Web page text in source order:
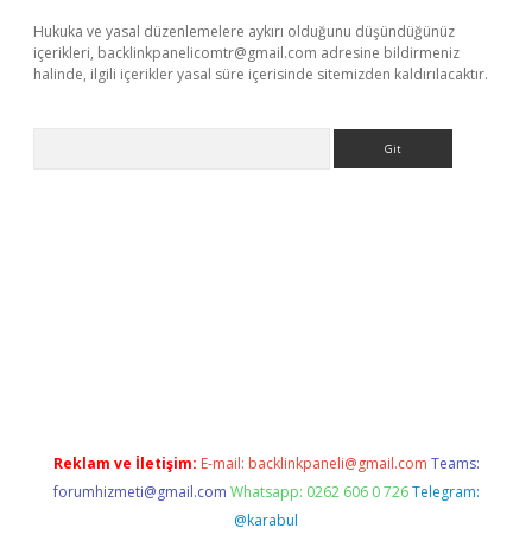
Hukuka ve yasal düzenlemelere aykırı olduğunu düşündüğünüz
içerikleri, backlinkpanelicomtr@gmail.com adresine bildirmeniz
halinde, ilgili içerikler yasal süre içerisinde sitemizden kaldırılacaktır.
Reklam ve İletişim: E-mail: backlinkpaneli@gmail.com Teams:
forumhizmeti@gmail.com Whatsapp: 0262 606 0 726 Telegram:
@karabul